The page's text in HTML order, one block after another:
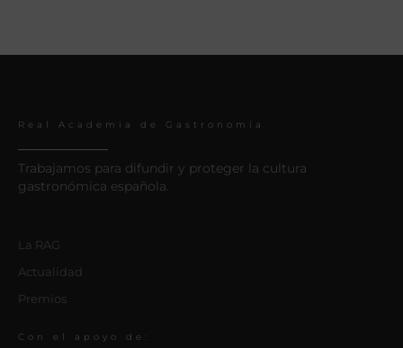
Real Academia de Gastronomía
Trabajamos para difundir y proteger la cultura
gastronómica española.
La RAG
Actualidad
Premios
Con el apoyo de: